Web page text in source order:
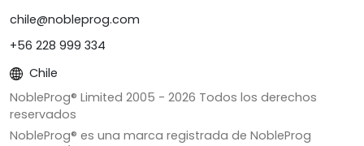
chile@nobleprog.com
+56 228 999 334
Chile
NobleProg® Limited 2005 - 2026 Todos los derechos
reservados
NobleProg® es una marca registrada de NobleProg